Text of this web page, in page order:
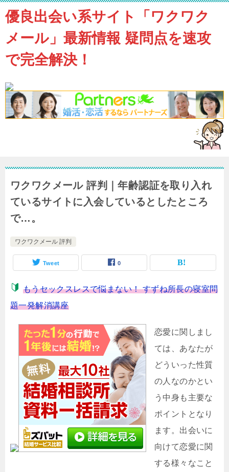
優良出会い系サイト「ワクワク
メール」最新情報 疑問点を速攻
で完全解決！
ワクワクメール 評判｜年齢認証を取り入れ
ているサイトに入会しているとしたところ
で…。
ワクワクメール 評判
Tweet 0
もうセックスレスで悩まない！ すずね所長の寝室問
題一発解消講座
恋愛に関しまし
ては、あなたが
どういった性質
の人なのかとい
う中身も主要な
ポイントとなり
ます。出会いに
向けて恋愛に関
する様々なこと